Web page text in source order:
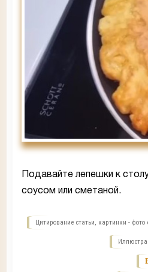
Подавайте лепешки к
соусом или сметаной.
Цитирование статьи, картинки - фото